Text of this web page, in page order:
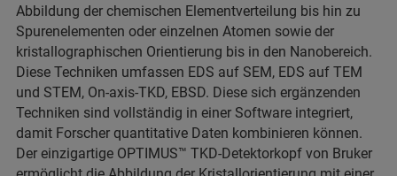
Abbildung der chemischen Elementverteilung bis hin zu
Spurenelementen oder einzelnen Atomen sowie der
kristallographischen Orientierung bis in den Nanobereich.
Diese Techniken umfassen EDS auf SEM, EDS auf TEM
und STEM, On-axis-TKD, EBSD. Diese sich ergänzenden
Techniken sind vollständig in einer Software integriert,
damit Forscher quantitative Daten kombinieren können.
Der einzigartige OPTIMUS™ TKD-Detektorkopf von Bruker